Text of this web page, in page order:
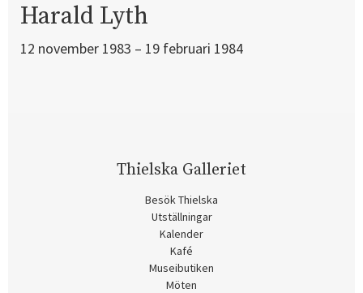
Harald Lyth
12 november 1983 – 19 februari 1984
Thielska Galleriet
Besök Thielska
Utställningar
Kalender
Kafé
Museibutiken
Möten